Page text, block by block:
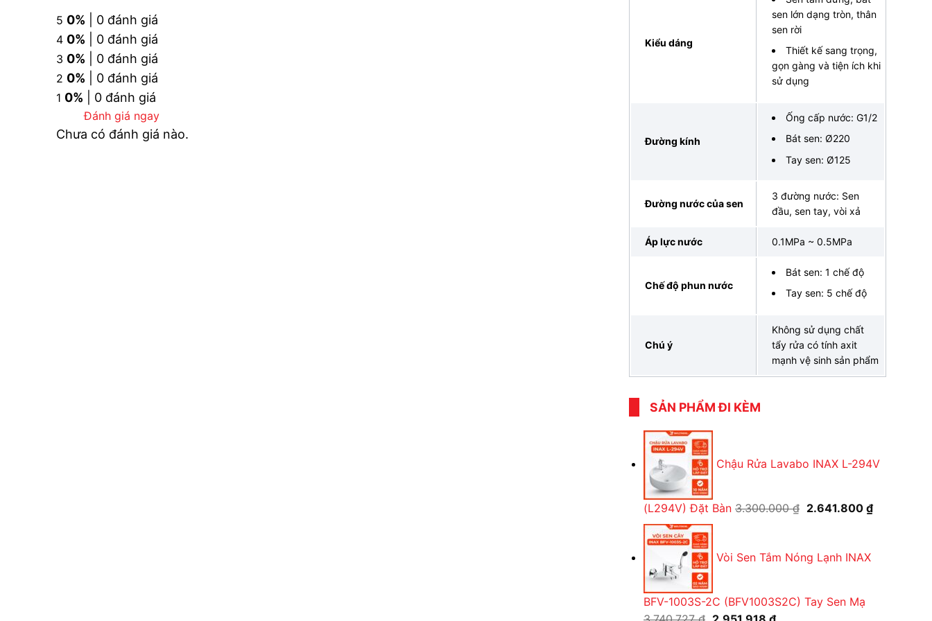
Lớp mạ: Nickel – Chrome
Áp lực nước: 0.1 MPa ~ 0.5 MPa
Tay sen tắm: 5 chế độ massage
Chiều cao thân sen: 1060 mm
Kích thước bát sen: Ø220 mm.
5 0% | 0 đánh giá
4 0% | 0 đánh giá
3 0% | 0 đánh giá
2 0% | 0 đánh giá
1 0% | 0 đánh giá
Đánh giá ngay
Chưa có đánh giá nào.
Kiểu dáng
sen lớn dạng tròn, thân
sen rời
Thiết kế sang trọng,
gọn gàng và tiện ích khi
sử dụng
Đường kính
Ống cấp nước: G1/2
Bát sen: Ø220
Tay sen: Ø125
Đường nước của sen
3 đường nước: Sen
đầu, sen tay, vòi xả
Áp lực nước 0.1MPa ~ 0.5MPa
Chế độ phun nước
Bát sen: 1 chế độ
Tay sen: 5 chế độ
Chú ý
Không sử dụng chất
tẩy rửa có tính axit
mạnh vệ sinh sản phẩm
SẢN PHẨM ĐI KÈM
Chậu Rửa Lavabo INAX L-294V
(L294V) Đặt Bàn 3.300.000₫ Giá
3.300.000 ₫.
2.641.800 ₫Giá
Vòi Sen Tắm Nóng Lạnh INAX
BFV-1003S-2C (BFV1003S2C) Tay Sen Mạ
Giá Giá